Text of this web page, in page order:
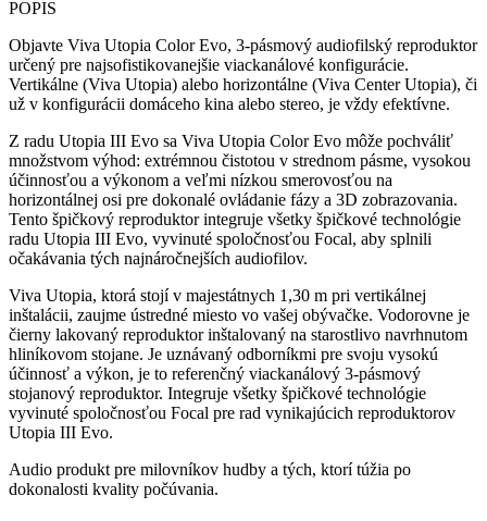
POPIS
Objavte Viva Utopia Color Evo, 3-pásmový audiofilský reproduktor
určený pre najsofistikovanejšie viackanálové konfigurácie.
Vertikálne (Viva Utopia) alebo horizontálne (Viva Center Utopia), či
už v konfigurácii domáceho kina alebo stereo, je vždy efektívne.
Z radu Utopia III Evo sa Viva Utopia Color Evo môže pochváliť
množstvom výhod: extrémnou čistotou v strednom pásme, vysokou
účinnosťou a výkonom a veľmi nízkou smerovosťou na
horizontálnej osi pre dokonalé ovládanie fázy a 3D zobrazovania.
Tento špičkový reproduktor integruje všetky špičkové technológie
radu Utopia III Evo, vyvinuté spoločnosťou Focal, aby splnili
očakávania tých najnáročnejších audiofilov.
Viva Utopia, ktorá stojí v majestátnych 1,30 m pri vertikálnej
inštalácii, zaujme ústredné miesto vo vašej obývačke. Vodorovne je
čierny lakovaný reproduktor inštalovaný na starostlivo navrhnutom
hliníkovom stojane. Je uznávaný odborníkmi pre svoju vysokú
účinnosť a výkon, je to referenčný viackanálový 3-pásmový
stojanový reproduktor. Integruje všetky špičkové technológie
vyvinuté spoločnosťou Focal pre rad vynikajúcich reproduktorov
Utopia III Evo.
Audio produkt pre milovníkov hudby a tých, ktorí túžia po
dokonalosti kvality počúvania.